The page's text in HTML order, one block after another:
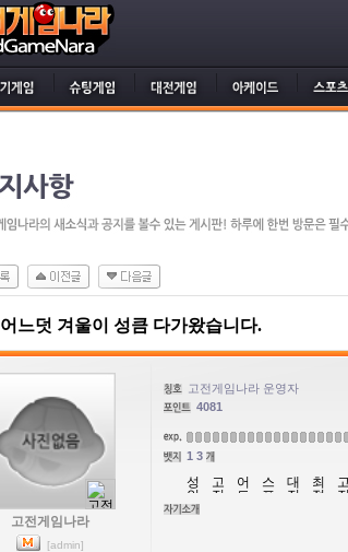
어느덧 겨울이 성큼 다가왔습니다.
고전게임나라
[admin]
고전게임나라 운영자
4081
13